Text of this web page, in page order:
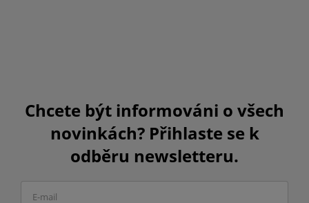
Chcete být informováni o všech
novinkách? Přihlaste se k
odběru newsletteru.